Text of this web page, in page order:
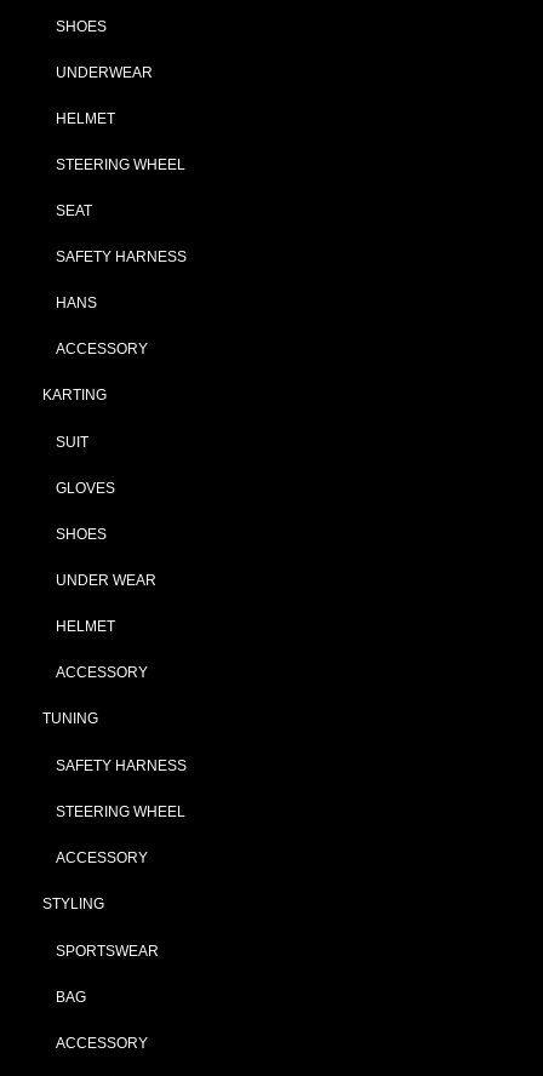
SHOES
UNDERWEAR
HELMET
STEERING WHEEL
SEAT
SAFETY HARNESS
HANS
ACCESSORY
KARTING
SUIT
GLOVES
SHOES
UNDER WEAR
HELMET
ACCESSORY
TUNING
SAFETY HARNESS
STEERING WHEEL
ACCESSORY
STYLING
SPORTSWEAR
BAG
ACCESSORY